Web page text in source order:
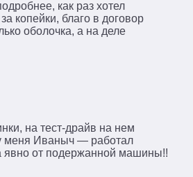
как раз хотел
копейки, благо в договор
оболочка, а на деле
на тест-драйв на нем
меня Иваныч — работал
явно от подержанной машины!!